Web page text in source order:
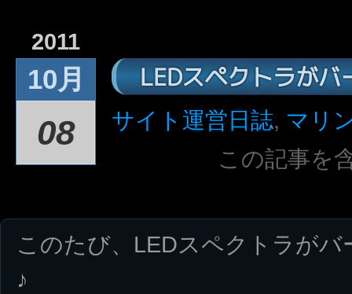
2011
10月
08
LEDスペクトラが
サイト運営日誌, マリ
この記事を
このたび、LEDスペクトラが
♪